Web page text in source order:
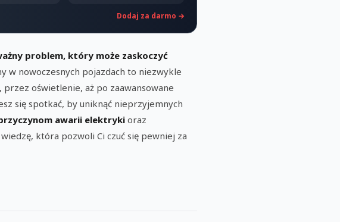
Dodaj za darmo →
problem, który może zaskoczyć
w nowoczesnych pojazdach to niezwykle
oświetlenie, aż po zaawansowane
się spotkać, by uniknąć nieprzyjemnych
awarii elektryki oraz
która pozwoli Ci czuć się pewniej za